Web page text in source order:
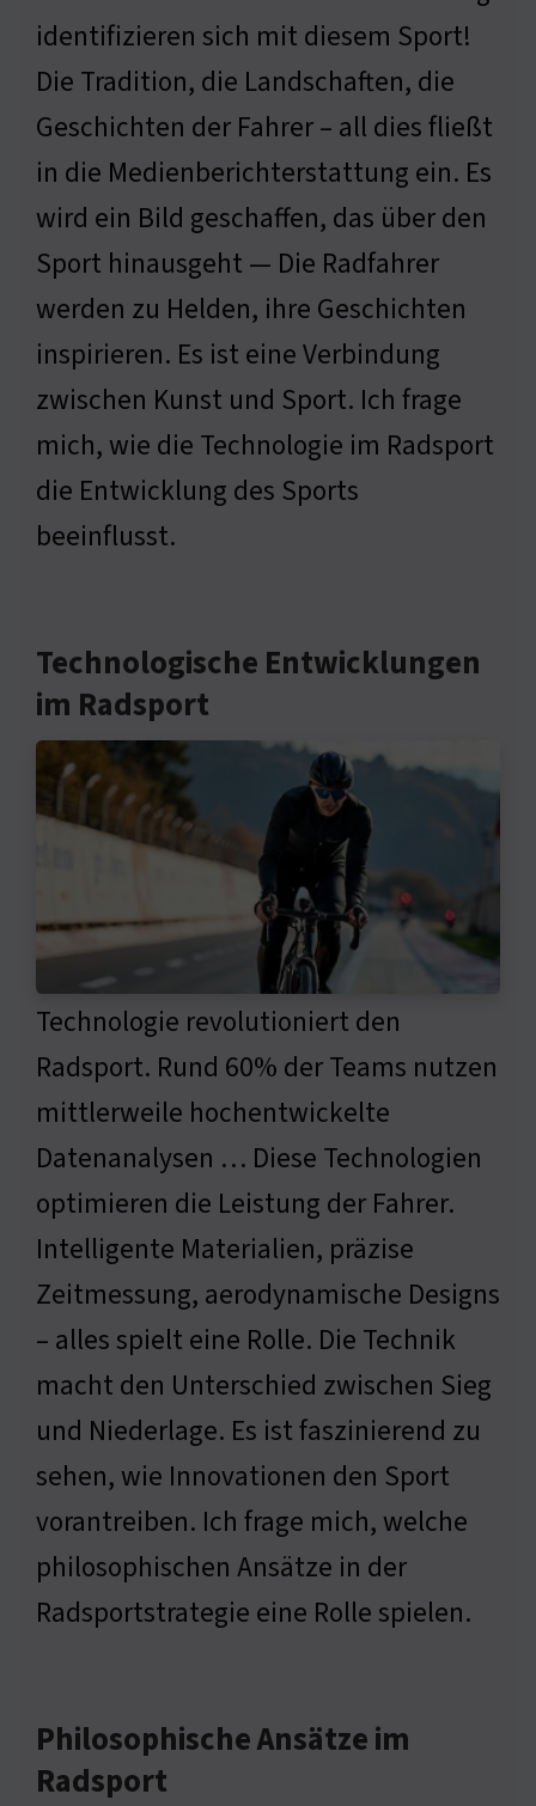
identifizieren sich mit diesem Sport!
Die Tradition, die Landschaften, die
Geschichten der Fahrer – all dies fließt
in die Medienberichterstattung ein. Es
wird ein Bild geschaffen, das über den
Sport hinausgeht — Die Radfahrer
werden zu Helden, ihre Geschichten
inspirieren. Es ist eine Verbindung
zwischen Kunst und Sport. Ich frage
mich, wie die Technologie im Radsport
die Entwicklung des Sports
beeinflusst.
Technologische Entwicklungen
im Radsport
Technologie revolutioniert den
Radsport. Rund 60% der Teams nutzen
mittlerweile hochentwickelte
Datenanalysen … Diese Technologien
optimieren die Leistung der Fahrer.
Intelligente Materialien, präzise
Zeitmessung, aerodynamische Designs
– alles spielt eine Rolle. Die Technik
macht den Unterschied zwischen Sieg
und Niederlage. Es ist faszinierend zu
sehen, wie Innovationen den Sport
vorantreiben. Ich frage mich, welche
philosophischen Ansätze in der
Radsportstrategie eine Rolle spielen.
Philosophische Ansätze im
Radsport